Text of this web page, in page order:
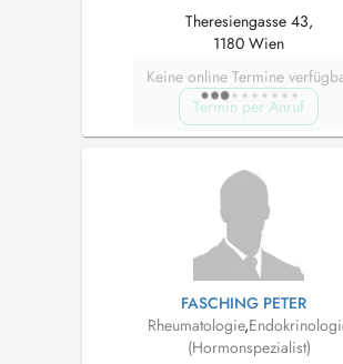
Theresiengasse 43,
1180 Wien
Keine online Termine
Termin per Anruf
FASCHING PETER
Rheumatologie,
(Hormonspezialist)